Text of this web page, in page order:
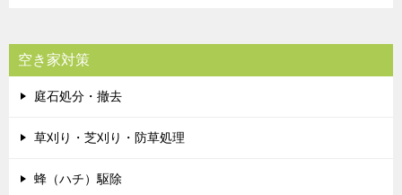
空き家対策
庭石処分・撤去
草刈り・芝刈り・防草処理
蜂（ハチ）駆除